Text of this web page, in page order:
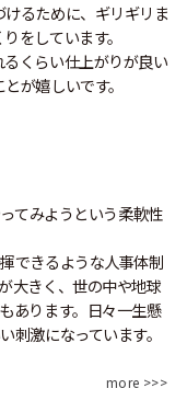
るために、ギリギリま
をしています。
るくらい仕上がりが良い
が嬉しいです。
てみようという柔軟性
できるような人事体制
大きく、世の中や地球
あります。日々一生懸
刺激になっています。
more >>>